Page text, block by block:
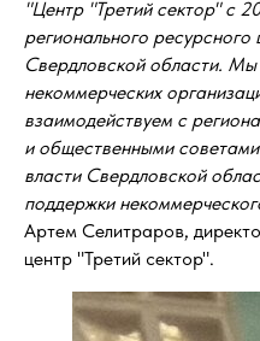
"Центр "Третий сектор" с
регионального
Свердловской области.
некоммерческих
взаимодействуем с
и общественными
власти Свердловской
поддержки
Артем Селитраров,
центр "Третий сектор".